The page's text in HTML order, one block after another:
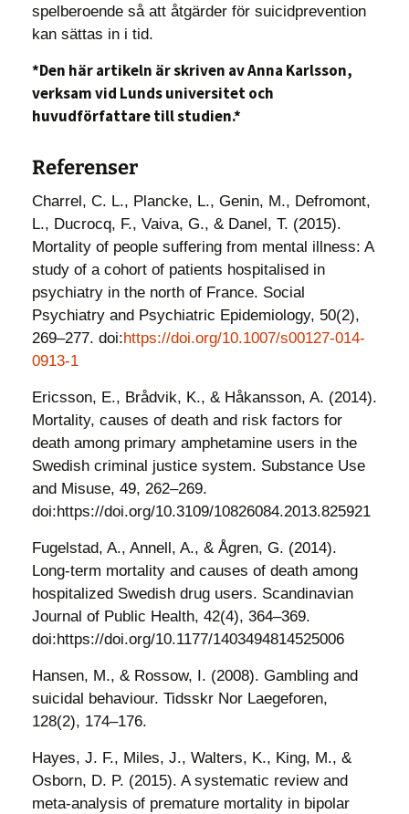
spelberoende så att åtgärder för suicidprevention
kan sättas in i tid.
*Den här artikeln är skriven av Anna Karlsson,
verksam vid Lunds universitet och
huvudförfattare till studien.*
Referenser
Charrel, C. L., Plancke, L., Genin, M., Defromont,
L., Ducrocq, F., Vaiva, G., & Danel, T. (2015).
Mortality of people suffering from mental illness: A
study of a cohort of patients hospitalised in
psychiatry in the north of France. Social
Psychiatry and Psychiatric Epidemiology, 50(2),
269–277. doi:https://doi.org/10.1007/s00127-014-
0913-1
Ericsson, E., Brådvik, K., & Håkansson, A. (2014).
Mortality, causes of death and risk factors for
death among primary amphetamine users in the
Swedish criminal justice system. Substance Use
and Misuse, 49, 262–269.
doi:https://doi.org/10.3109/10826084.2013.825921
Fugelstad, A., Annell, A., & Ågren, G. (2014).
Long-term mortality and causes of death among
hospitalized Swedish drug users. Scandinavian
Journal of Public Health, 42(4), 364–369.
doi:https://doi.org/10.1177/1403494814525006
Hansen, M., & Rossow, I. (2008). Gambling and
suicidal behaviour. Tidsskr Nor Laegeforen,
128(2), 174–176.
Hayes, J. F., Miles, J., Walters, K., King, M., &
Osborn, D. P. (2015). A systematic review and
meta-analysis of premature mortality in bipolar